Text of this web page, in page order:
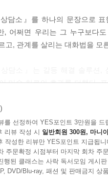
. 괜찮아. 고생했어. 넌 최선을
주 좋아하는 명언입니다. ‘어
수 있는 부모라면 내 아이를
부모로부터 받은 상처가 많
고생 많았구나. 이런 트라우
렇게 말해주세요.
지 못해도 내가 나에게 말해주
잊으셨구나 하며 원망만 할
상담소』를 하나의 문장으로
, 어쩌면 우리는 그 누구보다
고, 관계를 살리는 대화법을 모
미술 치료의 효과를 더했다.
될 만한 답변을 정리했다.
나 경험하는 첫 번째 사회이
와 내 가족이 행복하기 위해
용기를 내는 것만으로 치유되
. 『박상미의 가족 상담소』가
를 선정하여 YES포인트 3만원을 드
리뷰 작성 시 일반회원 300원, 마니
작성한 리뷰만 YES포인트 지급됩니
주문확정 시점부터 마지막 회차 주
행된 클래스는 사락 독서모임 게시
DVD/Blu-ray, 패션 및 판매금지 상